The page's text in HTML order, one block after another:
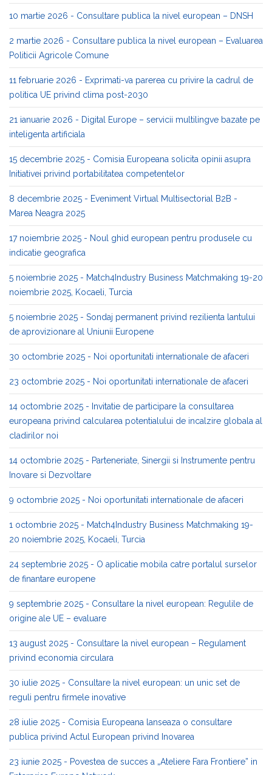
10 martie 2026 - Consultare publica la nivel european – DNSH
2 martie 2026 - Consultare publica la nivel european – Evaluarea
Politicii Agricole Comune
11 februarie 2026 - Exprimati-va parerea cu privire la cadrul de
politica UE privind clima post-2030
21 ianuarie 2026 - Digital Europe – servicii multilingve bazate pe
inteligenta artificiala
15 decembrie 2025 - Comisia Europeana solicita opinii asupra
Initiativei privind portabilitatea competentelor
8 decembrie 2025 - Eveniment Virtual Multisectorial B2B -
Marea Neagra 2025
17 noiembrie 2025 - Noul ghid european pentru produsele cu
indicatie geografica
5 noiembrie 2025 - Match4Industry Business Matchmaking 19-20
noiembrie 2025, Kocaeli, Turcia
5 noiembrie 2025 - Sondaj permanent privind rezilienta lantului
de aprovizionare al Uniunii Europene
30 octombrie 2025 - Noi oportunitati internationale de afaceri
23 octombrie 2025 - Noi oportunitati internationale de afaceri
14 octombrie 2025 - Invitatie de participare la consultarea
europeana privind calcularea potentialului de incalzire globala al
cladirilor noi
14 octombrie 2025 - Parteneriate, Sinergii si Instrumente pentru
Inovare si Dezvoltare
9 octombrie 2025 - Noi oportunitati internationale de afaceri
1 octombrie 2025 - Match4Industry Business Matchmaking 19-
20 noiembrie 2025, Kocaeli, Turcia
24 septembrie 2025 - O aplicatie mobila catre portalul surselor
de finantare europene
9 septembrie 2025 - Consultare la nivel european: Regulile de
origine ale UE – evaluare
13 august 2025 - Consultare la nivel european – Regulament
privind economia circulara
30 iulie 2025 - Consultare la nivel european: un unic set de
reguli pentru firmele inovative
28 iulie 2025 - Comisia Europeana lanseaza o consultare
publica privind Actul European privind Inovarea
23 iunie 2025 - Povestea de succes a „Ateliere Fara Frontiere” in